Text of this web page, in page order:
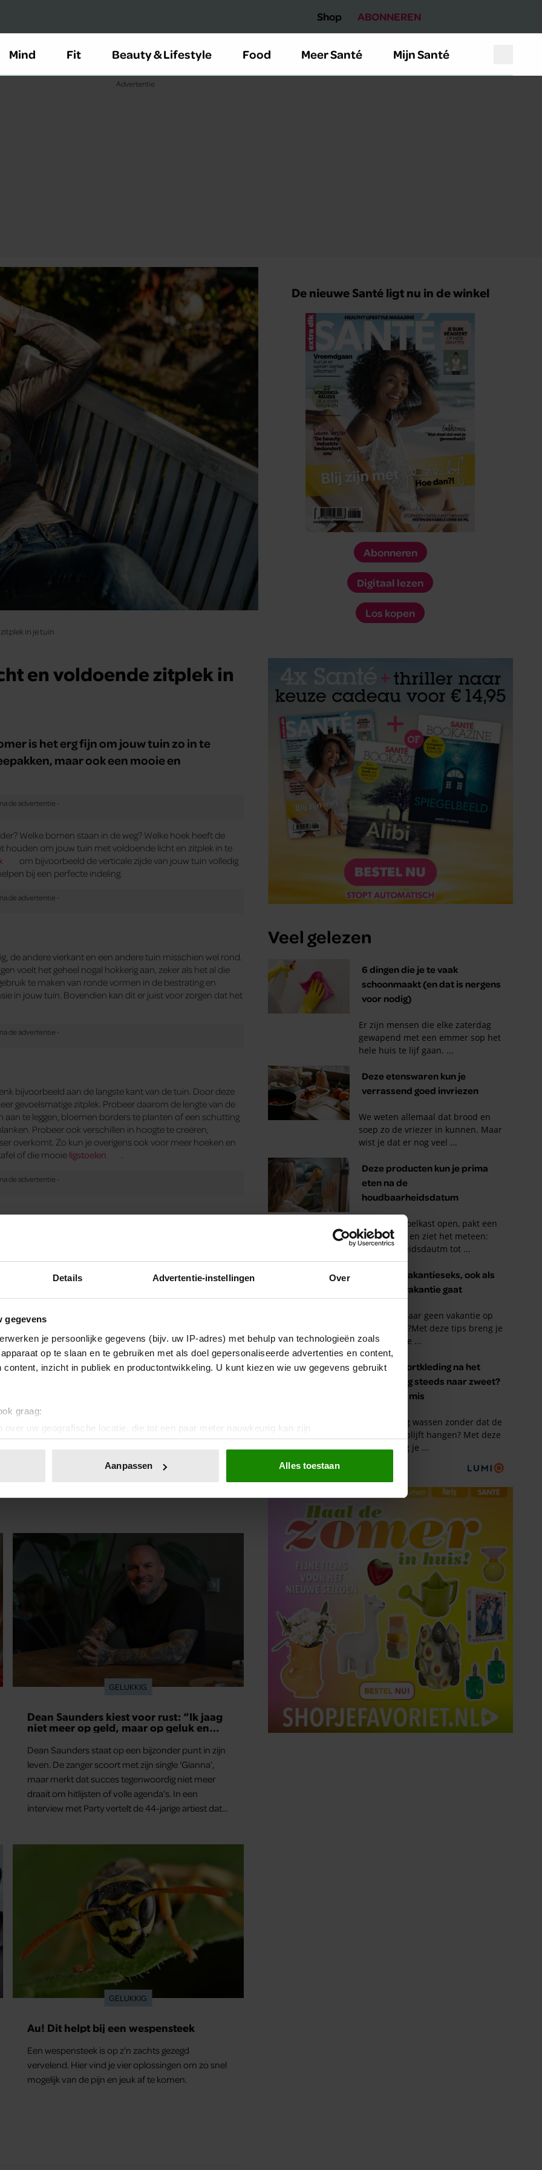
Details Advertentie-instellingen Over
gegevens
je persoonlijke gegevens (bijv. uw IP-adres) met behulp van technologieën zoals
op te slaan en te gebruiken met als doel gepersonaliseerde advertenties en content,
content, inzicht in publiek en productontwikkeling. U kunt kiezen wie uw gegevens gebruikt
graag:
over uw geografische locatie, die tot een paar meter nauwkeurig kan zijn
door het actief te scannen op specifieke eigenschappen (fingerprinting)
of intrekken in de Cookieverklaring.
Ook delen we informatie over uw gebruik van onze site met onze partners voor social
Deze partners kunnen deze gegevens combineren met andere informatie die u aan ze heeft
op basis van uw gebruik van hun services. U gaat akkoord met onze cookies als u
Aanpassen Alles toestaan
Shop ABONNEREN
Mind Fit Beauty & Lifestyle Food Meer Santé Mijn Santé
in je tuin
en voldoende zitplek in
is het erg fijn om jouw tuin zo in te
maar ook een mooie en
Welke bomen staan in de weg? Welke hoek heeft de
houden om jouw tuin met voldoende licht en zitplek in te
om bijvoorbeeld de verticale zijde van jouw tuin volledig
bij een perfecte indeling.
de andere vierkant en een andere tuin misschien wel rond.
voelt het geheel nogal hokkerig aan, zeker als het al die
te maken van ronde vormen in de bestrating en
in jouw tuin. Bovendien kan dit er juist voor zorgen dat het
bijvoorbeeld aan de langste kant van de tuin. Door deze
gevoelsmatige zitplek. Probeer daarom de lengte van de
te leggen, bloemen borders te planten of een schutting
Probeer ook verschillen in hoogte te creëren,
overkomt. Zo kun je overigens ook voor meer hoeken en
of die mooie ligstoelen .
mooie, warme en stralende tuin zorgt, kun je ook veel
die veranda moet natuurlijk wel voorzien worden van
bij iedere zitplek bijvoorbeeld zorgt voor een gezellige
lichtsnoer met lichtbollen natuurlijk ook erg mooi.
loopt, wordt jij toch ook automatisch overladen met een
ieder geval verschillende manieren van comfort toe te
maar twee stoelen en op een andere plek juist een
even snel te genieten van de zon.
GELUKKIG
Dean Saunders kiest voor rust: “Ik jaag
niet meer op geld, maar op geluk en
Dean Saunders staat op een bijzonder punt in zijn
leven. De zanger scoort met zijn single ‘Gianna’,
maar merkt dat succes tegenwoordig niet meer
draait om hitlijsten of volle agenda’s. In een
interview met Party vertelt de 44-jarige artiest dat
GELUKKIG
Au! Dit helpt bij een wespensteek
Een wespensteek is op z’n zachts gezegd
vervelend. Hier vind je vier oplossingen om zo snel
mogelijk van de pijn en jeuk af te komen.
De nieuwe Santé ligt nu in de winkel
Abonneren
Digitaal lezen
Los kopen